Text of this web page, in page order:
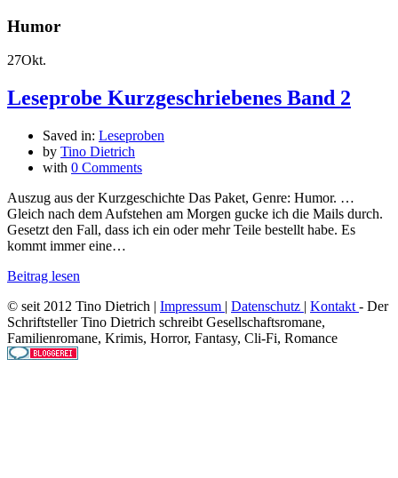
Humor
27Okt.
Leseprobe Kurzgeschriebenes Band 2
Saved in: Leseproben
by Tino Dietrich
with 0 Comments
Auszug aus der Kurzgeschichte Das Paket, Genre: Humor. …
Gleich nach dem Aufstehen am Morgen gucke ich die Mails durch.
Gesetzt den Fall, dass ich ein oder mehr Teile bestellt habe. Es
kommt immer eine…
Beitrag lesen
© seit 2012 Tino Dietrich | Impressum | Datenschutz | Kontakt - Der
Schriftsteller Tino Dietrich schreibt Gesellschaftsromane,
Familienromane, Krimis, Horror, Fantasy, Cli-Fi, Romance